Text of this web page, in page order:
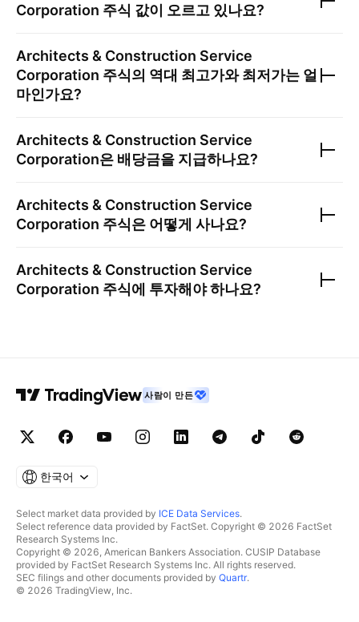
Corporation 주식 값이 오르고 있나요?
Architects & Construction Service
Corporation 주식의 역대 최고가와 최저가는 얼
마인가요?
Architects & Construction Service
Corporation은 배당금을 지급하나요?
Architects & Construction Service
Corporation 주식은 어떻게 사나요?
Architects & Construction Service
Corporation 주식에 투자해야 하나요?
사람이 만든
한국어
Select market data provided by ICE Data Services.
Select reference data provided by FactSet. Copyright © 2026 FactSet
Research Systems Inc.
Copyright © 2026, American Bankers Association. CUSIP Database
provided by FactSet Research Systems Inc. All rights reserved.
SEC filings and other documents provided by Quartr.
© 2026 TradingView, Inc.